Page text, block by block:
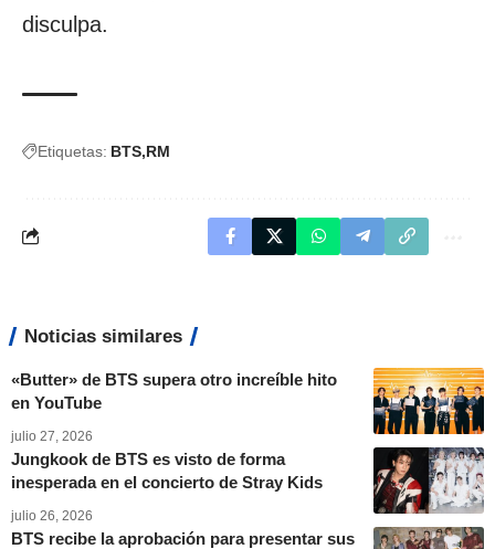
disculpa.
Etiquetas: BTS RM
Noticias similares
«Butter» de BTS supera otro increíble hito
en YouTube
julio 27, 2026
Jungkook de BTS es visto de forma
inesperada en el concierto de Stray Kids
julio 26, 2026
BTS recibe la aprobación para presentar sus